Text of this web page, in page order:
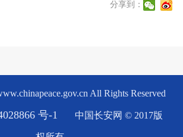
分享到：
All Rights Reserved
号-1 中国长安网 © 2017版